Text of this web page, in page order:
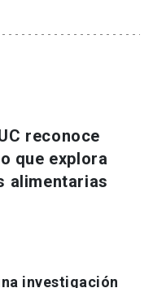
reconoce
que explora
alimentarias
investigación